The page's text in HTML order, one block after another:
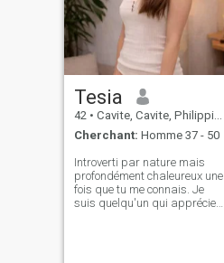
Tesia
42 • Cavite, Cavite, Philippines
Cherchant: Homme 37 - 50
Introverti par nature mais
profondément chaleureux une
fois que tu me connais. Je
suis quelqu'un qui apprécie